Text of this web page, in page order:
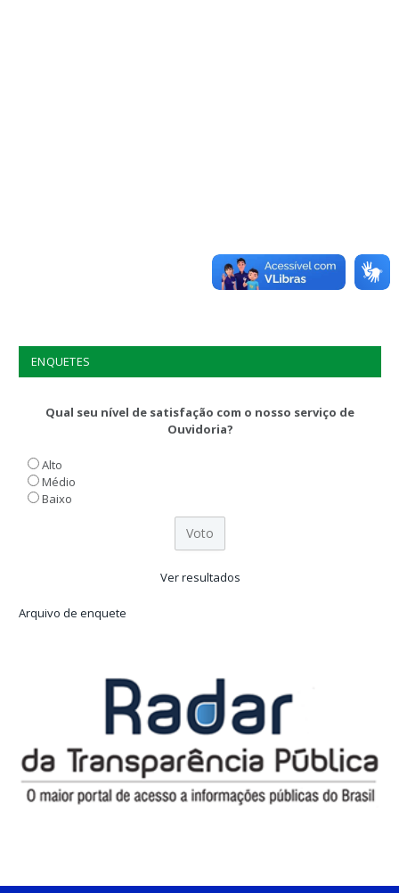
ENQUETES
Qual seu nível de satisfação com o nosso serviço de
Ouvidoria?
Alto
Médio
Baixo
Ver resultados
Arquivo de enquete